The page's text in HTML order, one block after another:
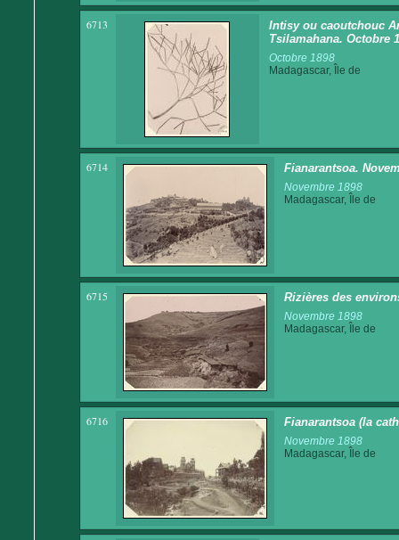
6713
Intisy ou caoutchouc
Tsilamahana. Octobre
Octobre 1898
Madagascar, Île de
6714 Fianarantsoa.
Novembre 1898
Madagascar, Île de
6715 Rizières des
Novembre 1898
Madagascar, Île de
6716 Fianarantsoa (la
Novembre 1898
Madagascar, Île de